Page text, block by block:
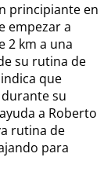
principiante en
empezar a
2 km a una
su rutina de
que
su
a Roberto
rutina de
para